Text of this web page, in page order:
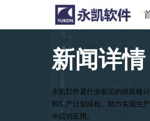
新闻详情
永凯软件是行业前沿的供应链
和生产计划排程。助力实现生
中成功应用。